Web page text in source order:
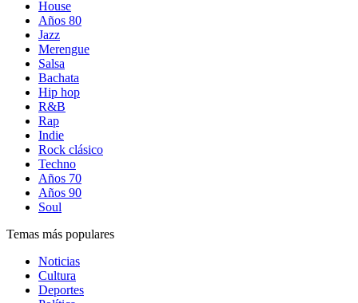
House
Años 80
Jazz
Merengue
Salsa
Bachata
Hip hop
R&B
Rap
Indie
Rock clásico
Techno
Años 70
Años 90
Soul
Temas más populares
Noticias
Cultura
Deportes